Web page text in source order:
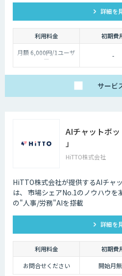
詳細を
利用料金 初期費
月額 6,000円/1ユーザ
ー -
サービ
AIチャットボッ
」
HiTTO株式会社
HiTTO株式会社が提供するAIチャ
は、 市場シェアNo.1のノウハウを
の"人事/労務"AIを搭載
詳細を
利用料金 初期費
お問合せください
開始月